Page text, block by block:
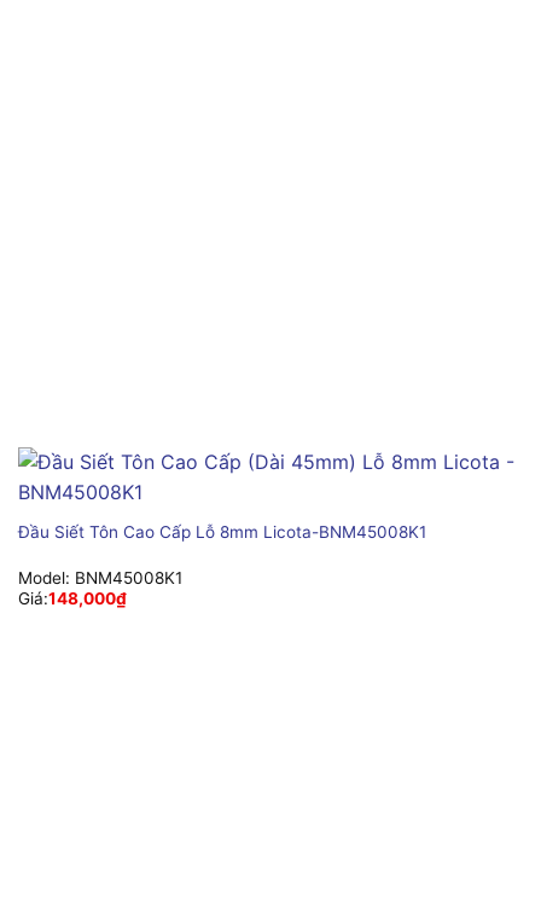
Đầu Siết Tôn Cao Cấp Lỗ 8mm Licota-BNM45008K1
Model: BNM45008K1
Giá:148,000₫